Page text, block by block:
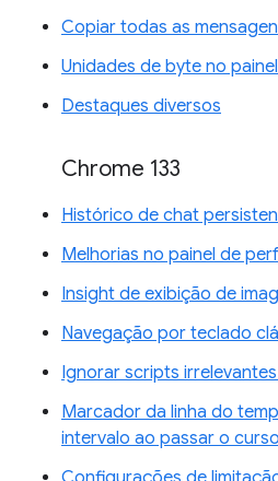
Copiar todas as
Unidades de byte no
Destaques diversos
Chrome 133
Histórico de chat
Melhorias no painel de
Insight de exibição de
Navegação por teclado
Ignorar scripts
Marcador da linha do
intervalo ao passar o